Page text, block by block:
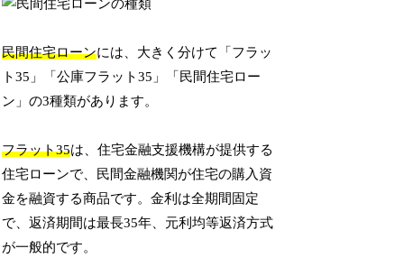
民間住宅ローンには、大きく分けて「フラッ
ト35」「公庫フラット35」「民間住宅ロー
ン」の3種類があります。
フラット35は、住宅金融支援機構が提供する
住宅ローンで、民間金融機関が住宅の購入資
金を融資する商品です。金利は全期間固定
で、返済期間は最長35年、元利均等返済方式
が一般的です。